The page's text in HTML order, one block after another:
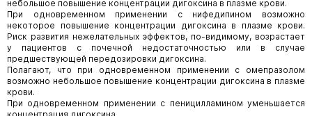
небольшое повышение концентрации дигоксина в плазме крови.
При одновременном применении с нифедипином возможно
некоторое повышение концентрации дигоксина в плазме крови.
Риск развития нежелательных эффектов, по-видимому, возрастает
у пациентов с почечной недостаточностью или в случае
предшествующей передозировки дигоксина.
Полагают, что при одновременном применении с омепразолом
возможно небольшое повышение концентрации дигоксина в плазме
крови.
При одновременном применении с пеницилламином уменьшается